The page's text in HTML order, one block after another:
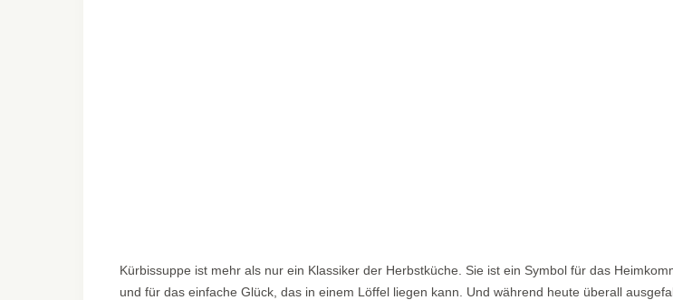
Kürbissuppe ist mehr als nur ein Klassiker der Herbstküche. Sie ist ein Symbol für das
und für das einfache Glück, das in einem Löffel liegen kann. Und während heute überall